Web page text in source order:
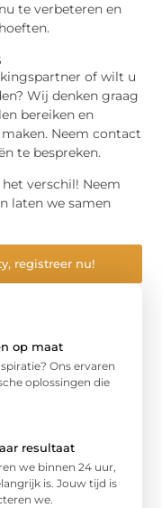
te verbeteren en
of wilt u
Wij denken graag
bereiken en
Neem contact
te bespreken.
verschil! Neem
laten we samen
registreer nu!
op maat
Ons ervaren
oplossingen die
resultaat
we binnen 24 uur,
is. Jouw tijd is
we.